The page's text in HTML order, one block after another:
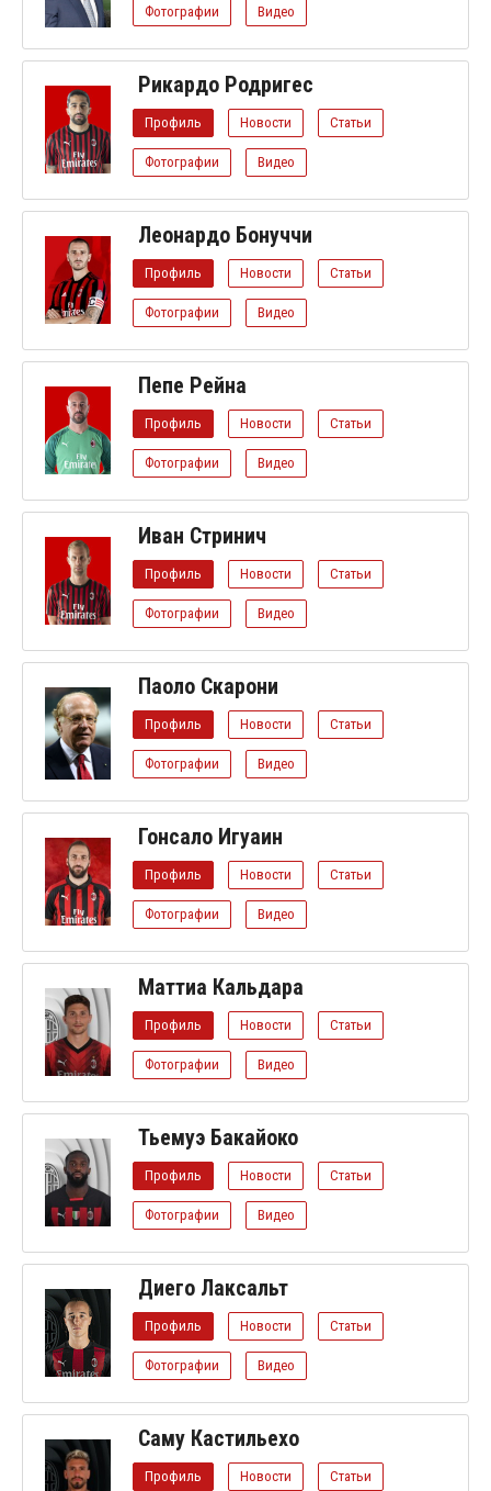
Фотографии Видео
Рикардо Родригес
Профиль Новости Статьи
Фотографии Видео
Леонардо Бонуччи
Профиль Новости Статьи
Фотографии Видео
Пепе Рейна
Профиль Новости Статьи
Фотографии Видео
Иван Стринич
Профиль Новости Статьи
Фотографии Видео
Паоло Скарони
Профиль Новости Статьи
Фотографии Видео
Гонсало Игуаин
Профиль Новости Статьи
Фотографии Видео
Маттиа Кальдара
Профиль Новости Статьи
Фотографии Видео
Тьемуэ Бакайоко
Профиль Новости Статьи
Фотографии Видео
Диего Лаксальт
Профиль Новости Статьи
Фотографии Видео
Саму Кастильехо
Профиль Новости Статьи